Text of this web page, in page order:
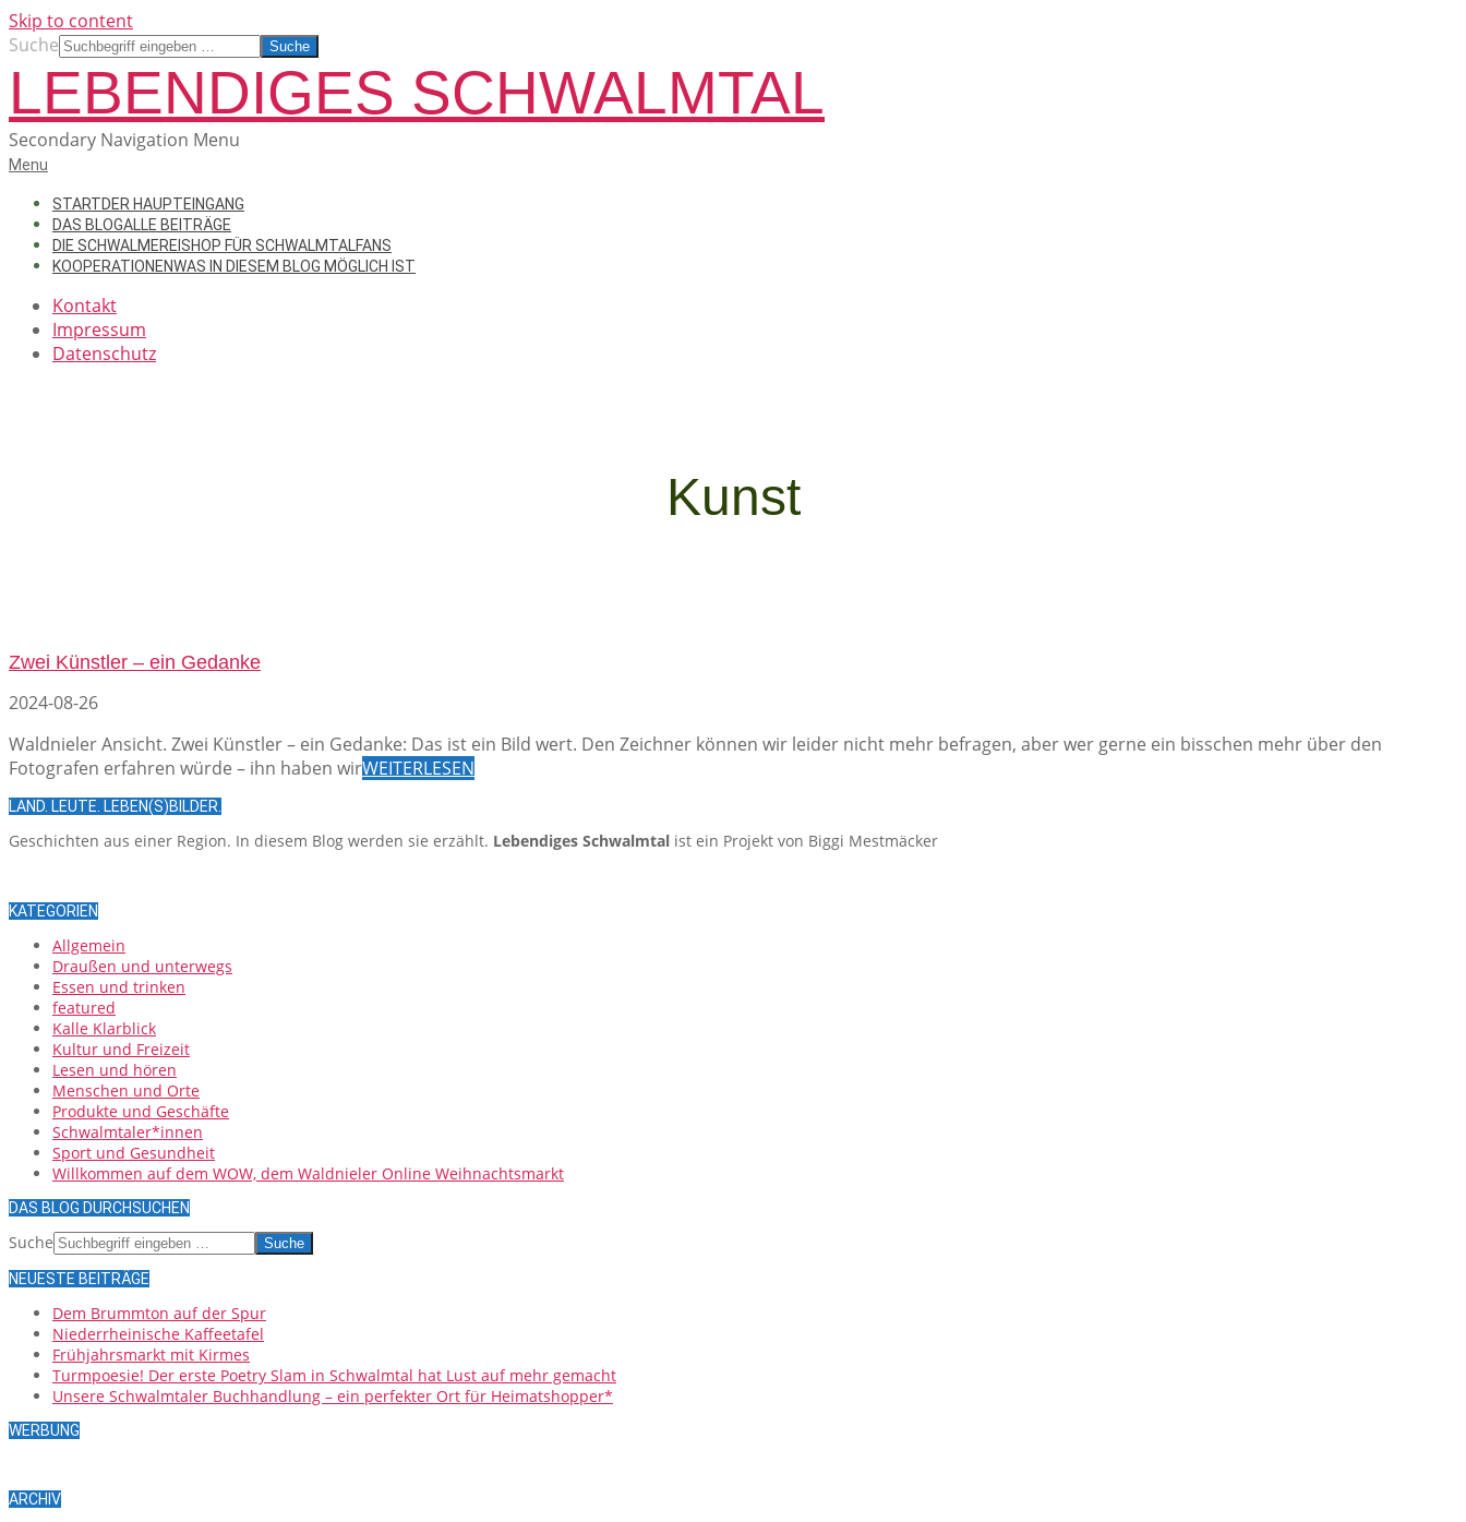
Skip to content
Suche
LEBENDIGES SCHWALMTAL
Secondary Navigation Menu
Menu
STARTDER HAUPTEINGANG
DAS BLOGALLE BEITRÄGE
DIE SCHWALMEREI SHOP FÜR SCHWALMTALFANS
KOOPERATIONENWAS IN DIESEM BLOG MÖGLICH IST
Kontakt
Impressum
Datenschutz
Kunst
Zwei Künstler – ein Gedanke
2024-08-26
Waldnieler Ansicht. Zwei Künstler – ein Gedanke: Das ist ein Bild wert. Den Zeichner können wir leider nicht mehr befragen, aber wer gerne ein bisschen mehr über den
Fotografen erfahren würde – ihn haben wirWEITERLESEN
LAND. LEUTE. LEBEN(S)BILDER.
Geschichten aus einer Region. In diesem Blog werden sie erzählt. Lebendiges Schwalmtal ist ein Projekt von Biggi Mestmäcker
KATEGORIEN
Allgemein
Draußen und unterwegs
Essen und trinken
featured
Kalle Klarblick
Kultur und Freizeit
Lesen und hören
Menschen und Orte
Produkte und Geschäfte
Schwalmtaler*innen
Sport und Gesundheit
Willkommen auf dem WOW, dem Waldnieler Online Weihnachtsmarkt
DAS BLOG DURCHSUCHEN
Suche
NEUESTE BEITRÄGE
Dem Brummton auf der Spur
Niederrheinische Kaffeetafel
Frühjahrsmarkt mit Kirmes
Turmpoesie! Der erste Poetry Slam in Schwalmtal hat Lust auf mehr gemacht
Unsere Schwalmtaler Buchhandlung – ein perfekter Ort für Heimatshopper*
WERBUNG
ARCHIV